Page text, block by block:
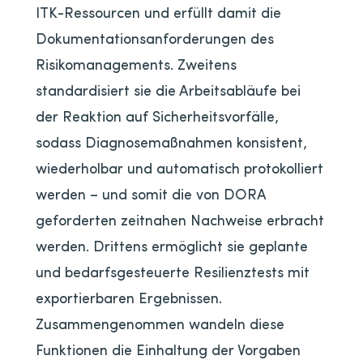
ITK-Ressourcen und erfüllt damit die
Dokumentationsanforderungen des
Risikomanagements. Zweitens
standardisiert sie die Arbeitsabläufe bei
der Reaktion auf Sicherheitsvorfälle,
sodass Diagnosemaßnahmen konsistent,
wiederholbar und automatisch protokolliert
werden – und somit die von DORA
geforderten zeitnahen Nachweise erbracht
werden. Drittens ermöglicht sie geplante
und bedarfsgesteuerte Resilienztests mit
exportierbaren Ergebnissen.
Zusammengenommen wandeln diese
Funktionen die Einhaltung der Vorgaben